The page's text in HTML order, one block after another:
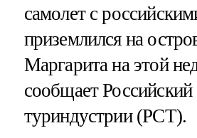
самолет с
приземлился на
Маргарита на этой
сообщает
туриндустрии (РСТ).